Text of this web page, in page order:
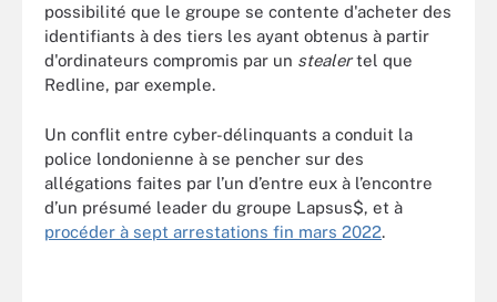
possibilité que le groupe se contente d'acheter des
identifiants à des tiers les ayant obtenus à partir
d'ordinateurs compromis par un stealertel que
Redline, par exemple.
Un conflit entre cyber-délinquants a conduit la
police londonienne à se pencher sur des
allégations faites par l’un d’entre eux à l’encontre
d’un présumé leader du groupe Lapsus$, et à
procéder à sept arrestations fin mars 2022.